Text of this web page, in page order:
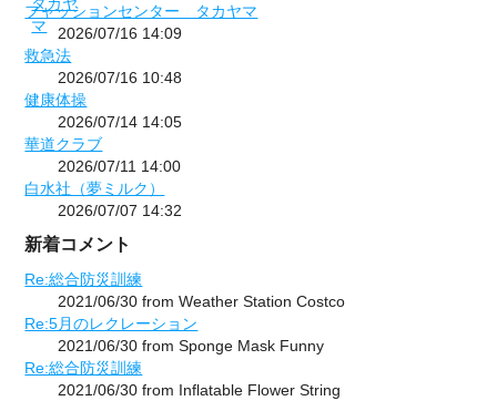
フャッションセンター タカヤマ
2026/07/16 14:09
救急法
2026/07/16 10:48
健康体操
2026/07/14 14:05
華道クラブ
2026/07/11 14:00
白水社（夢ミルク）
2026/07/07 14:32
新着コメント
Re:総合防災訓練
2021/06/30 from Weather Station Costco
Re:5月のレクレーション
2021/06/30 from Sponge Mask Funny
Re:総合防災訓練
2021/06/30 from Inflatable Flower String